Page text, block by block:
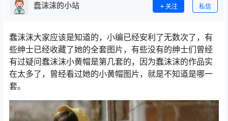
蠢沫沫的小站 关注 私信
蠢沫沫大家应该是知道的，小编已经安利了无数次了，有
些绅士已经收藏了她的全套图片，有些没有的绅士们曾经
有过疑问蠢沫沫小黄帽是第几套的，因为蠢沫沫的作品实
在太多了，曾经看过她的小黄帽图片，就是不知道是哪一
套。